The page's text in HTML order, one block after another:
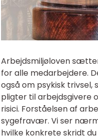
Arbejdsmiljøloven
for alle medarbejdere.
også om psykisk
pligter til arbejdsgivere
risici. Forståelsen af
sygefravær. Vi ser
hvilke konkrete skridt